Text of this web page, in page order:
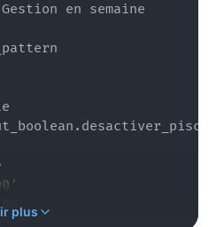
en semaine
plus